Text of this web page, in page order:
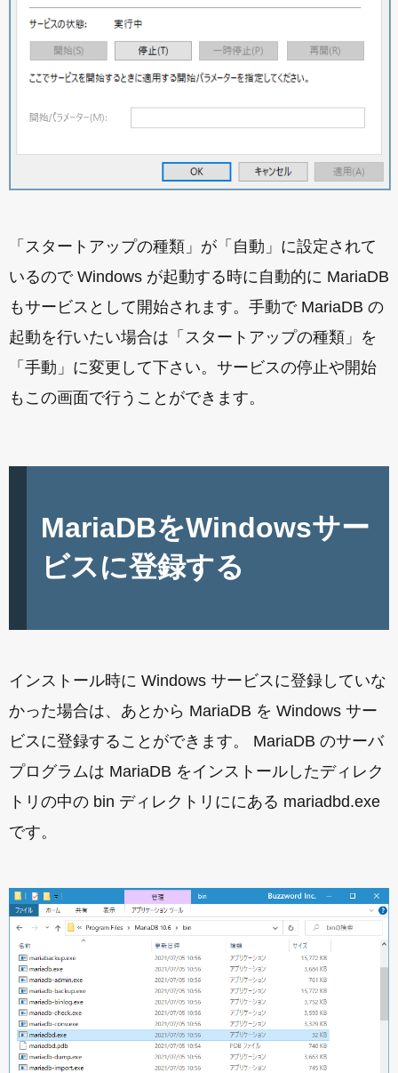
「スタートアップの種類」が「自動」に設定されて
いるので Windows が起動する時に自動的に MariaDB
もサービスとして開始されます。手動で MariaDB の
起動を行いたい場合は「スタートアップの種類」を
「手動」に変更して下さい。サービスの停止や開始
もこの画面で行うことができます。
MariaDBをWindowsサー
ビスに登録する
インストール時に Windows サービスに登録していな
かった場合は、あとから MariaDB を Windows サー
ビスに登録することができます。 MariaDB のサーバ
プログラムは MariaDB をインストールしたディレク
トリの中の bin ディレクトリににある mariadbd.exe
です。